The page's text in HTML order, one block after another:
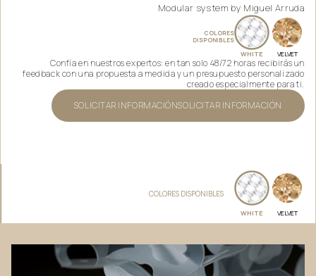
Modular system by Miguel Arruda
COLORES
DISPONIBLES
WHITE VELVET
Confía en nuestros expertos: en tan solo 48/72 horas recibirás un
feedback con una propuesta a medida y un presupuesto personalizado
creado especialmente para ti.
SOLICITAR INFORMACIÓNSOLICITAR INFORMACIÓN
COLORES DISPONIBLES
WHITE VELVET